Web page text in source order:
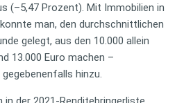
(–5,47 Prozent). Mit Immobilien in
man, den durchschnittlichen
gelegt, aus den 10.000 allein
13.000 Euro machen –
hinzu.